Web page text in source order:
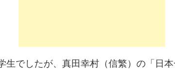
生でしたが、真田幸村（信繁）の「日本